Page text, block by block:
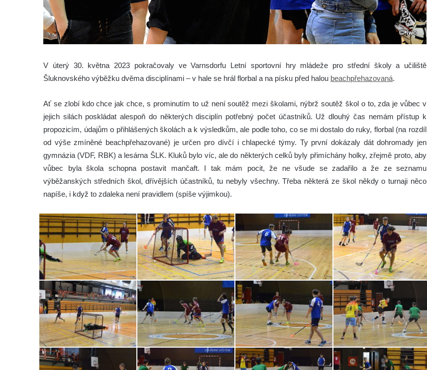
V úterý 30. května 2023 pokračovaly ve Varnsdorfu Letní sportovní hry mládeže pro střední školy a učiliště
Šluknovského výběžku dvěma disciplínami – v hale se hrál florbal a na písku před halou beachpřehazovaná.
Ať se zlobí kdo chce jak chce, s prominutím to už není soutěž mezi školami, nýbrž soutěž škol o to, zda je vůbec v
jejich silách poskládat alespoň do některých disciplín potřebný počet účastníků. Už dlouhý čas nemám přístup k
propozicím, údajům o přihlášených školách a k výsledkům, ale podle toho, co se mi dostalo do ruky, florbal (na rozdíl
od výše zmíněné beachpřehazované) je určen pro dívčí i chlapecké týmy. Ty první dokázaly dát dohromady jen
gymnázia (VDF, RBK) a lesárna ŠLK. Kluků bylo víc, ale do některých celků byly přimíchány holky, zřejmě proto, aby
vůbec byla škola schopna postavit mančaft. I tak mám pocit, že ne všude se zadařilo a že ze seznamu
výběžanských středních škol, dřívějších účastníků, tu nebyly všechny. Třeba některá ze škol někdy o turnaji něco
napíše, i když to zdaleka není pravidlem (spíše výjimkou).